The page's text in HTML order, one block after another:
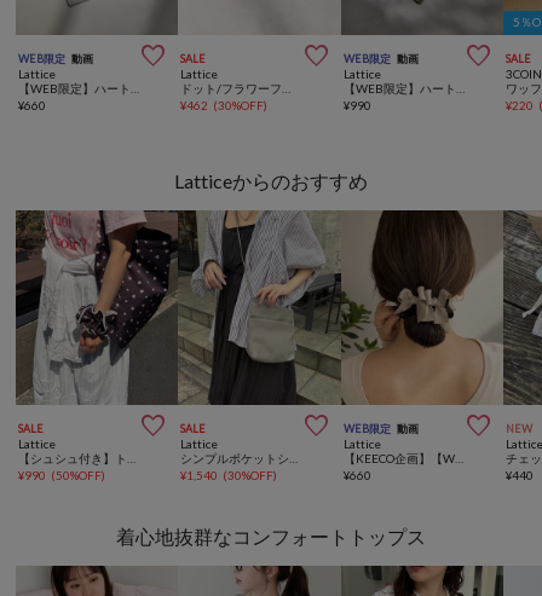
WEB限定 動画 
Lattice
¥660
SALE 
Lattice
¥462 (30%OFF)
WEB限定 動画 
Lattice
¥990
5％
SALE
ワッ
¥220
Latticeからのおすすめ
SALE 
Lattice
¥990 (50%OFF)
SALE 
Lattice
¥1,540 (30%OFF)
WEB限定 動画 
Lattice
【KEECO企画】【WEB限定/人気の為再入荷】リボンテールクリップ
¥660
NEW
¥440
着心地抜群なコンフォートトップス